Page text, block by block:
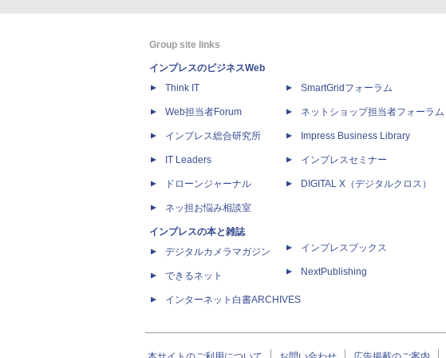
Group site links
インプレスのビジネスWeb
Think IT
Web担当者Forum
インプレス総合研究所
IT Leaders
ドローンジャーナル
ネッ担お悩み相談室
インプレスの本と雑誌
デジタルカメラマガジン
できるネット
インターネット白書ARCHIVES
SmartGridフォーラム
ネットショップ担当者フォーラム
Impress Business Library
インプレスセミナー
DIGITAL X（デジタルクロス）
インプレスブックス
NextPublishing